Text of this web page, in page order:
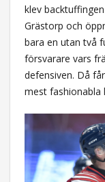
klev
Grästorp och
bara en utan två
försvarare vars
defensiven. Då
mest fashionabla